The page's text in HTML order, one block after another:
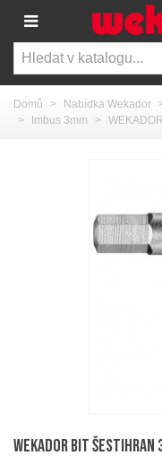
Domů > Nabídka Wekador
>
Imbus 3mm >
WEKADOR Bit